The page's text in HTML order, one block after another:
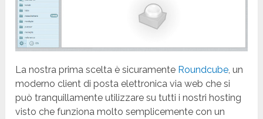
La nostra prima scelta è sicuramente Roundcube, un
moderno client di posta elettronica via web che si
può tranquillamente utilizzare su tutti i nostri hosting
visto che funziona molto semplicemente con un